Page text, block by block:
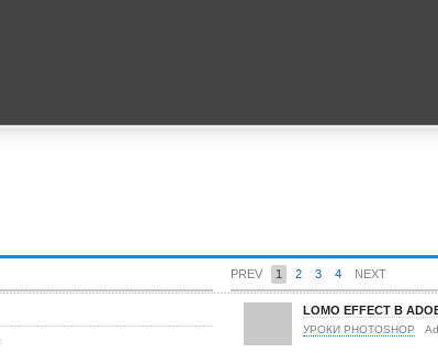
LOMO EFFECT В
УРОКИ PHOTOSHOP
PREV 1 2 3 4 NEXT